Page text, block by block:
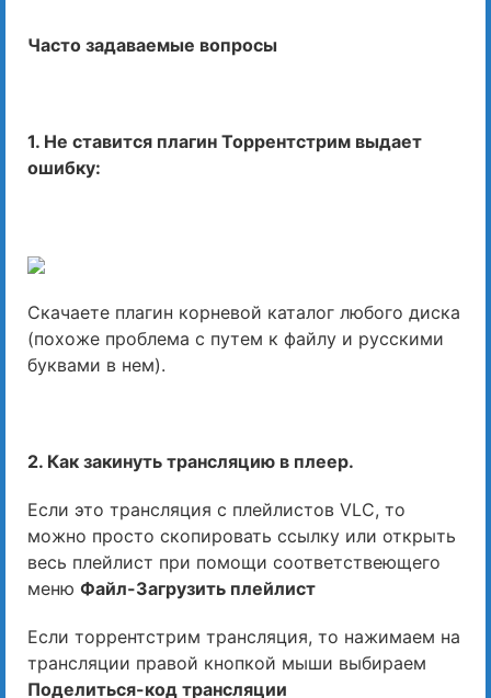
Часто задаваемые вопросы
1. Не ставится плагин Торрентстрим выдает
ошибку:
Скачаете плагин корневой каталог любого диска
(похоже проблема с путем к файлу и русскими
буквами в нем).
2. Как закинуть трансляцию в плеер.
Если это трансляция с плейлистов VLC, то
можно просто скопировать ссылку или открыть
весь плейлист при помощи соответствеющего
меню Файл-Загрузить плейлист
Если торрентстрим трансляция, то нажимаем на
трансляции правой кнопкой мыши выбираем
Поделиться-код трансляции